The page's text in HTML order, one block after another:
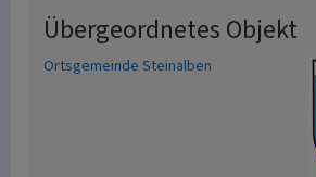
Übergeordnetes Objekt
Ortsgemeinde Steinalben